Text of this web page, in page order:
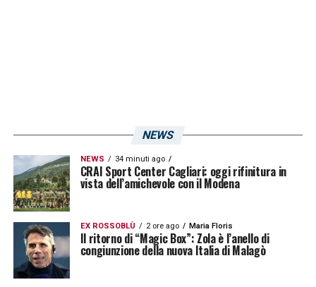
NEWS
NEWS 34 minuti ago
CRAI Sport Center Cagliari: oggi rifinitura in
vista dell’amichevole con il Modena
EX ROSSOBLÙ 2 ore ago Maria Floris
Il ritorno di “Magic Box”: Zola è l’anello di
congiunzione della nuova Italia di Malagò